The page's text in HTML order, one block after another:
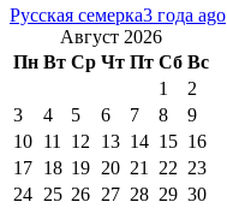
Русская семерка3 года ago
Август 2026
Пн Вт Ср Чт Пт Сб Вс
1
2
3
4 5 6 7 8
9
10 11 12 13 14 15 16
17 18 19 20 21 22 23
24 25 26 27 28 29 30